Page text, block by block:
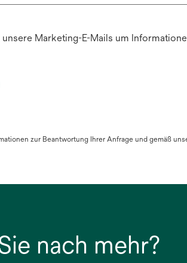
Marketing-E-Mails um
zur Beantwortung Ihrer Anfrage und gemäß
nach mehr?